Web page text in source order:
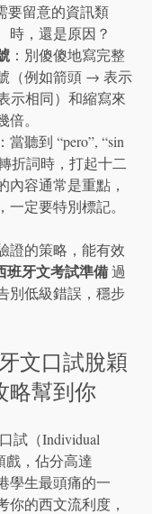
要留意的資訊類
時，還是原因？
：別傻傻地寫完整
（例如箭頭 → 表示
示相同）和縮寫來
。
：當聽到 “pero”, “sin
折詞時，打起十二
內容通常是重點，
一定要特別標記。
證的策略，能有效
班牙文考試準備 過
別低級錯誤，穩步
文口試脫穎
略幫到你
試（Individual
戲，佔分高達
學生最頭痛的一
你的西文流利度，